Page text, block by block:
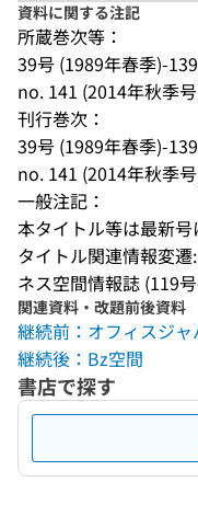
資料に関する注記
所蔵巻次等：
39号 (1989年春季)-
no. 141 (2014年秋季
刊行巻次：
39号 (1989年春季)-
no. 141 (2014年秋季
一般注記：
本タイトル等は最新号
タイトル関連情報変
ネス空間情報誌 (119
関連資料・改題前後資料
継続前：オフィスジ
継続後：Bz空間
書店で探す